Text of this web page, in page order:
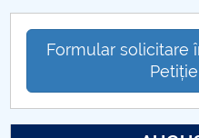
Formular solicitare